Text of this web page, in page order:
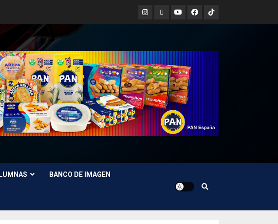
Instagram
X YoutubeFacebook
TikTok
BANCO DE IMAGEN